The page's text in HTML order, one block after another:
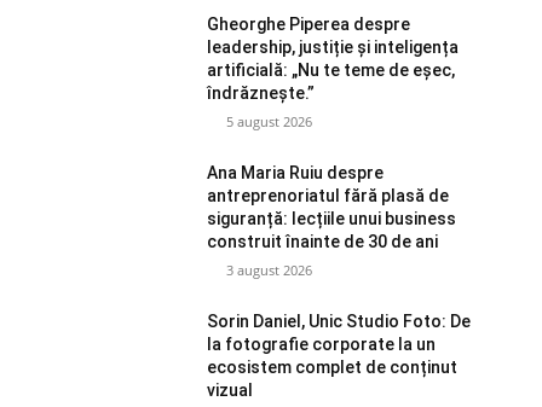
Gheorghe Piperea despre
leadership, justiție și inteligența
artificială: „Nu te teme de eșec,
îndrăznește.”
5 august 2026
Ana Maria Ruiu despre
antreprenoriatul fără plasă de
siguranță: lecțiile unui business
construit înainte de 30 de ani
3 august 2026
Sorin Daniel, Unic Studio Foto: De
la fotografie corporate la un
ecosistem complet de conținut
vizual